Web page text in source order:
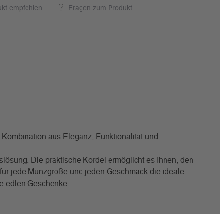
empfehlen Fragen zum Produkt
aus Eleganz, Funktionalität und
Die praktische Kordel ermöglicht es Ihnen, den
jede Münzgröße und jeden Geschmack die ideale
edlen Geschenke.